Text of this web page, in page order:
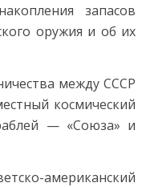
запасов
оружия и об их
между СССР
космический
— «Союза» и
американский